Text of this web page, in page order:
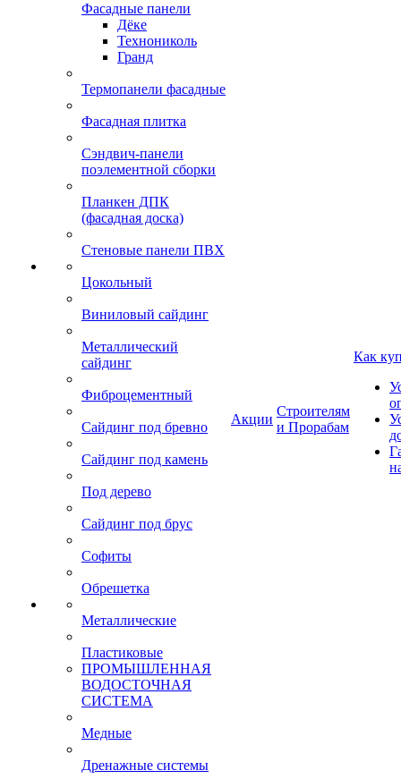
Фасадные панели
Дёке
Технониколь
Гранд
Термопанели фасадные
Фасадная плитка
Сэндвич-панели
поэлементной сборки
Планкен ДПК
(фасадная доска)
Стеновые панели ПВХ
Цокольный
Виниловый сайдинг
Металлический
сайдинг
Фиброцементный
Сайдинг под бревно
Сайдинг под камень
Под дерево
Сайдинг под брус
Софиты
Обрешетка
Металлические
Пластиковые
ПРОМЫШЛЕННАЯ
ВОДОСТОЧНАЯ
СИСТЕМА
Медные
Дренажные системы
Акции
Строителям
и Прорабам
Как